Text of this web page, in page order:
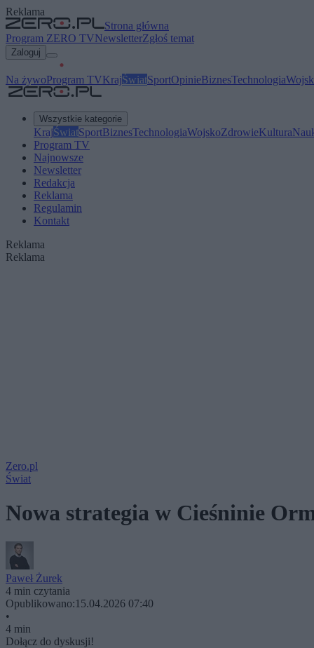
Reklama
Strona główna
Program ZERO TVNewsletterZgłoś temat
Zaloguj
Na żywoProgram TVKrajŚwiatSportOpinieBiznesTechnologia
Wszystkie kategorie
KrajŚwiatSportBiznesTechnologiaWojskoZdrowieKultura
Program TV
Najnowsze
Newsletter
Redakcja
Reklama
Regulamin
Kontakt
Reklama
Reklama
Zero.pl
Świat
Nowa strategia w Cieśninie
Paweł Żurek
4 min czytania
Opublikowano:15.04.2026 07:40
•
4 min
Dołącz do dyskusji!